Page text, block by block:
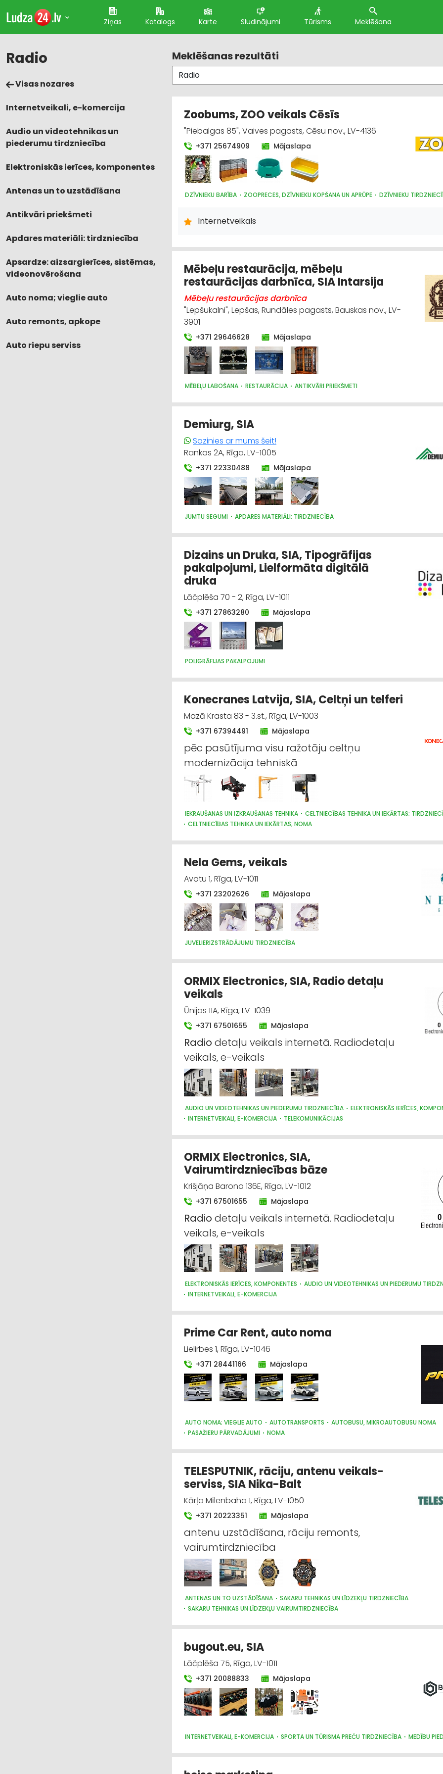
Ziņas Katalogs Karte Sludinājumi Tūrisms Meklēšana
Radio
Visas nozares
Internetveikali, e-komercija
Audio un videotehnikas un
piederumu tirdzniecība
Elektroniskās ierīces, komponentes
Antenas un to uzstādīšana
Antikvāri priekšmeti
Apdares materiāli: tirdzniecība
Apsardze: aizsargierīces, sistēmas,
videonovērošana
Auto noma; vieglie auto
Auto remonts, apkope
Auto riepu serviss
Meklēšanas rezultāti
Zoobums, ZOO veikals Cēsīs
"Piebalgas 85", Vaives pagasts, Cēsu nov., LV-4136
+371 25674909 Mājaslapa
DZĪVNIEKU BARĪBA ZOOPRECES, DZĪVNIEKU KOPŠANA UN APRŪPE DZĪVNIEKU
Internetveikals
Mēbeļu restaurācija, mēbeļu
restaurācijas darbnīca, SIA Intarsija
Mēbeļu restaurācijas darbnīca
"Lepšukalni", Lepšas, Rundāles pagasts, Bauskas nov., LV-
3901
+371 29646628 Mājaslapa
MĒBEĻU LABOŠANA RESTAURĀCIJA ANTIKVĀRI PRIEKŠMETI
Demiurg, SIA
Sazinies ar mums šeit!
Rankas 2A, Rīga, LV-1005
+371 22330488 Mājaslapa
JUMTU SEGUMI APDARES MATERIĀLI: TIRDZNIECĪBA
Dizains un Druka, SIA, Tipogrāfijas
pakalpojumi, Lielformāta digitālā
druka
Lāčplēša 70 - 2, Rīga, LV-1011
+371 27863280 Mājaslapa
POLIGRĀFIJAS PAKALPOJUMI
Konecranes Latvija, SIA, Celtņi un telferi
Mazā Krasta 83 - 3.st., Rīga, LV-1003
+371 67394491 Mājaslapa
pēc pasūtījuma visu ražotāju celtņu
modernizācija tehniskā
IEKRAUŠANAS UN IZKRAUŠANAS TEHNIKA
CELTNIECĪBAS TEHNIKA UN IEKĀRTAS;
CELTNIECĪBAS TEHNIKA UN IEKĀRTAS; NOMA
Nela Gems, veikals
Avotu 1, Rīga, LV-1011
+371 23202626 Mājaslapa
JUVELIERIZSTRĀDĀJUMU TIRDZNIECĪBA
ORMIX Electronics, SIA, Radio detaļu
veikals
Ūnijas 11A, Rīga, LV-1039
+371 67501655 Mājaslapa
Radio detaļu veikals internetā. Radiodetaļu
veikals, e-veikals
AUDIO UN VIDEOTEHNIKAS UN PIEDERUMU TIRDZNIECĪBA
ELEKTRONISKĀS IERĪCES,
INTERNETVEIKALI, E-KOMERCIJA
TELEKOMUNIKĀCIJAS
ORMIX Electronics, SIA,
Vairumtirdzniecības bāze
Krišjāņa Barona 136E, Rīga, LV-1012
+371 67501655 Mājaslapa
Radio detaļu veikals internetā. Radiodetaļu
veikals, e-veikals
ELEKTRONISKĀS IERĪCES, KOMPONENTES
AUDIO UN VIDEOTEHNIKAS UN PIEDERUMU
INTERNETVEIKALI, E-KOMERCIJA
Prime Car Rent, auto noma
Lielirbes 1, Rīga, LV-1046
+371 28441166 Mājaslapa
AUTO NOMA; VIEGLIE AUTO AUTOTRANSPORTS
AUTOBUSU, MIKROAUTOBUSU NOMA
PASAŽIERU PĀRVADĀJUMI
NOMA
TELESPUTNIK, rāciju, antenu veikals-
serviss, SIA Nika-Balt
Kārļa Mīlenbaha 1, Rīga, LV-1050
+371 20223351 Mājaslapa
antenu uzstādīšana, rāciju remonts,
vairumtirdzniecība
ANTENAS UN TO UZSTĀDĪŠANA
SAKARU TEHNIKAS UN LĪDZEKĻU TIRDZNIECĪBA
SAKARU TEHNIKAS UN LĪDZEKĻU VAIRUMTIRDZNIECĪBA
VĀJSTRĀVAS TĪKLI
APSARDZE: AIZSARGIERĪCES, SISTĒMAS, VIDEONOVĒROŠANA
bugout.eu, SIA
Lāčplēša 75, Rīga, LV-1011
+371 20088833 Mājaslapa
INTERNETVEIKALI, E-KOMERCIJA SPORTA UN TŪRISMA PREČU TIRDZNIECĪBA MEDĪBU